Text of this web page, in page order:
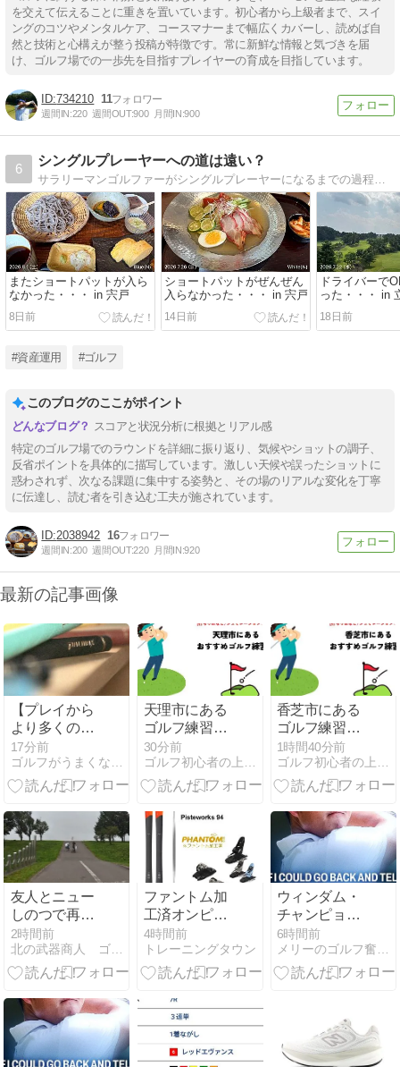
を交えて伝えることに重きを置いています。初心者から上級者まで、スイ
ングのコツやメンタルケア、コースマナーまで幅広くカバーし、読めば自
然と技術と心構えが整う投稿が特徴です。常に新鮮な情報と気づきを届
け、ゴルフ場での一歩先を目指すプレイヤーの育成を目指しています。
734210 11
週間IN:220 週間OUT:900 月間IN:900
6
シングルプレーヤーへの道は遠い？
サラリーマンゴルファーがシングルプレーヤーになるまでの過程を記録します。
またショートパットが入ら
なかった・・・ in 宍戸
8日前
ショートパットがぜんぜん
入らなかった・・・ in 宍戸
14日前
ドライバーで
った・・・ in
18日前
#資産運用 #ゴルフ
このブログのここがポイント
スコアと状況分析に根拠とリアル感
特定のゴルフ場でのラウンドを詳細に振り返り、気候やショットの調子、
反省ポイントを具体的に描写しています。激しい天候や誤ったショットに
惑わされず、次なる課題に集中する姿勢と、その場のリアルな変化を丁寧
に伝達し、読む者を引き込む工夫が施されています。
2038942 16
週間IN:200 週間OUT:220 月間IN:920
最新の記事画像
【プレイから
より多くの喜
びを】磨いて
きた経験値を
最大限に引き
17分前
天理市にある
ゴルフ練習場
(打ちっぱな
し・シュミレ
ーションゴル
すめ5選
30分前
香芝市にある
ゴルフ練習場
(打ちっぱな
し・シュミレ
ーションゴル
すめ5選
1時間40分前
友人とニュー
しのつで再戦
へ･･･途中、雨
に降られるが
完走
2時間前
北の武器商人 ゴルフ上達への道
ファントム加
工済オンピス
テ対応オール
マウンテンス
キーセット
4時間前
トレーニングタウン
ウィンダム・
チャンピョン
シップ3日目
6時間前